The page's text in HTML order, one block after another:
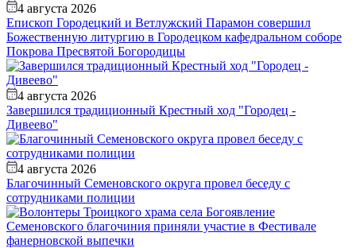
4 августа 2026
Епископ Городецкий и Ветлужский Парамон совершил
Божественную литургию в Городецком кафедральном соборе
Покрова Пресвятой Богородицы
4 августа 2026
Завершился традиционный Крестный ход "Городец -
Дивеево"
4 августа 2026
Благочинный Семеновского округа провел беседу с
сотрудниками полиции